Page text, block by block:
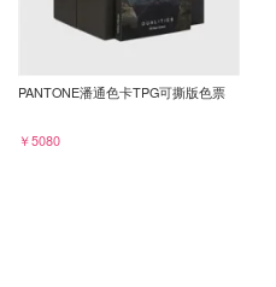
PANTONE潘通色卡TPG可撕版色票
￥5080